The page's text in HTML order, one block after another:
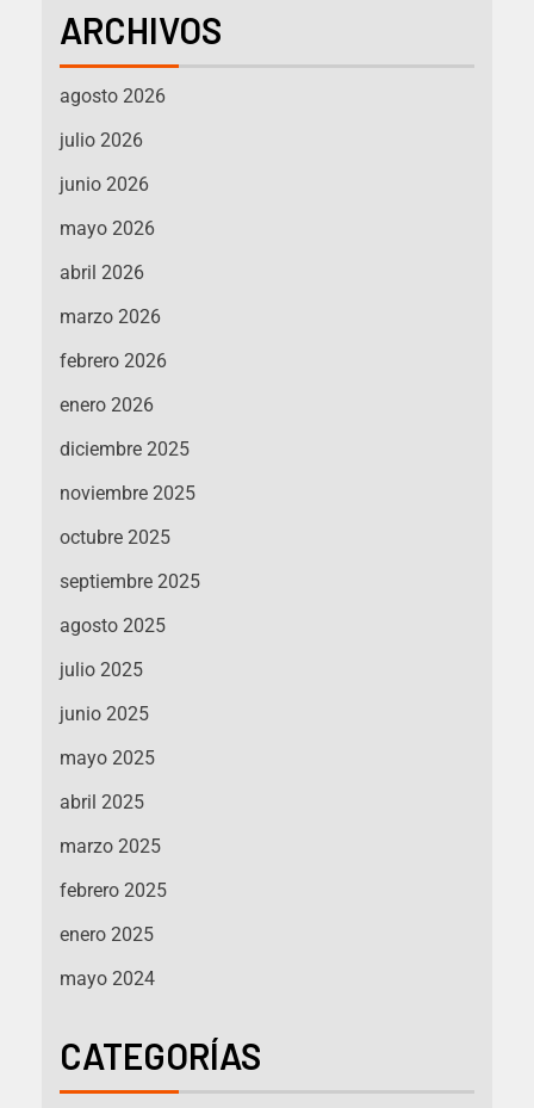
ARCHIVOS
agosto 2026
julio 2026
junio 2026
mayo 2026
abril 2026
marzo 2026
febrero 2026
enero 2026
diciembre 2025
noviembre 2025
octubre 2025
septiembre 2025
agosto 2025
julio 2025
junio 2025
mayo 2025
abril 2025
marzo 2025
febrero 2025
enero 2025
mayo 2024
CATEGORÍAS